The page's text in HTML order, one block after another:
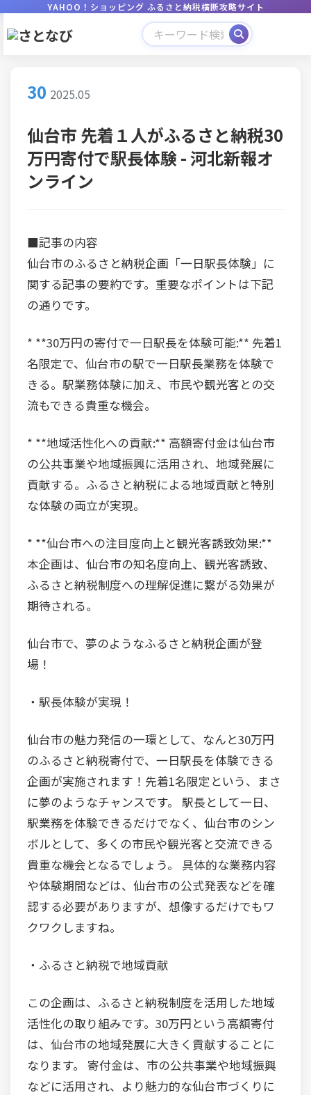
YAHOO！ショッピング ふるさと納税横断攻略サイト
30 2025.05
仙台市 先着１人がふるさと納税30
万円寄付で駅長体験 - 河北新報オ
ンライン
■記事の内容
仙台市のふるさと納税企画「一日駅長体験」に
関する記事の要約です。重要なポイントは下記
の通りです。
* **30万円の寄付で一日駅長を体験可能:** 先着1
名限定で、仙台市の駅で一日駅長業務を体験で
きる。駅業務体験に加え、市民や観光客との交
流もできる貴重な機会。
* **地域活性化への貢献:** 高額寄付金は仙台市
の公共事業や地域振興に活用され、地域発展に
貢献する。ふるさと納税による地域貢献と特別
な体験の両立が実現。
* **仙台市への注目度向上と観光客誘致効果:**
本企画は、仙台市の知名度向上、観光客誘致、
ふるさと納税制度への理解促進に繋がる効果が
期待される。
仙台市で、夢のようなふるさと納税企画が登
場！
・駅長体験が実現！
仙台市の魅力発信の一環として、なんと30万円
のふるさと納税寄付で、一日駅長を体験できる
企画が実施されます！先着1名限定という、まさ
に夢のようなチャンスです。 駅長として一日、
駅業務を体験できるだけでなく、仙台市のシン
ボルとして、多くの市民や観光客と交流できる
貴重な機会となるでしょう。 具体的な業務内容
や体験期間などは、仙台市の公式発表などを確
認する必要がありますが、想像するだけでもワ
クワクしますね。
・ふるさと納税で地域貢献
この企画は、ふるさと納税制度を活用した地域
活性化の取り組みです。30万円という高額寄付
は、仙台市の地域発展に大きく貢献することに
なります。 寄付金は、市の公共事業や地域振興
などに活用され、より魅力的な仙台市づくりに